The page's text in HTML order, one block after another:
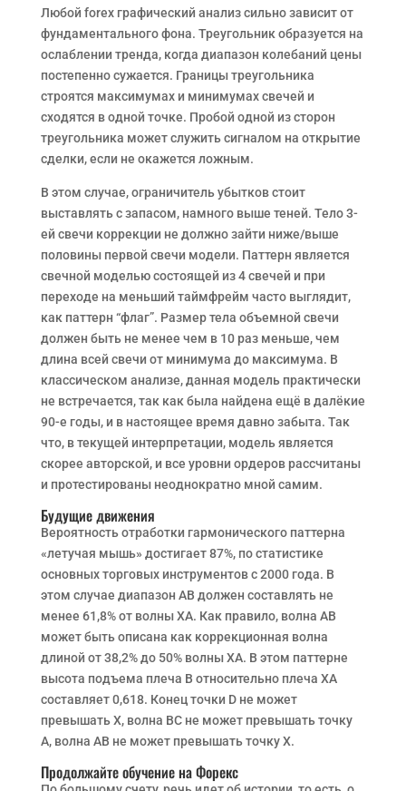
Любой forex графический анализ сильно зависит от
фундаментального фона. Треугольник образуется на
ослаблении тренда, когда диапазон колебаний цены
постепенно сужается. Границы треугольника
строятся максимумах и минимумах свечей и
сходятся в одной точке. Пробой одной из сторон
треугольника может служить сигналом на открытие
сделки, если не окажется ложным.
В этом случае, ограничитель убытков стоит
выставлять с запасом, намного выше теней. Тело 3-
ей свечи коррекции не должно зайти ниже/выше
половины первой свечи модели. Паттерн является
свечной моделью состоящей из 4 свечей и при
переходе на меньший таймфрейм часто выглядит,
как паттерн “флаг”. Размер тела объемной свечи
должен быть не менее чем в 10 раз меньше, чем
длина всей свечи от минимума до максимума. В
классическом анализе, данная модель практически
не встречается, так как была найдена ещё в далёкие
90-е годы, и в настоящее время давно забыта. Так
что, в текущей интерпретации, модель является
скорее авторской, и все уровни ордеров рассчитаны
и протестированы неоднократно мной самим.
Будущие движения
Вероятность отработки гармонического паттерна
«летучая мышь» достигает 87%, по статистике
основных торговых инструментов с 2000 года. В
этом случае диапазон AB должен составлять не
менее 61,8% от волны XA. Как правило, волна AB
может быть описана как коррекционная волна
длиной от 38,2% до 50% волны XA. В этом паттерне
высота подъема плеча B относительно плеча XA
составляет 0,618. Конец точки D не может
превышать X, волна BC не может превышать точку
A, волна AB не может превышать точку X.
Продолжайте обучение на Форекс